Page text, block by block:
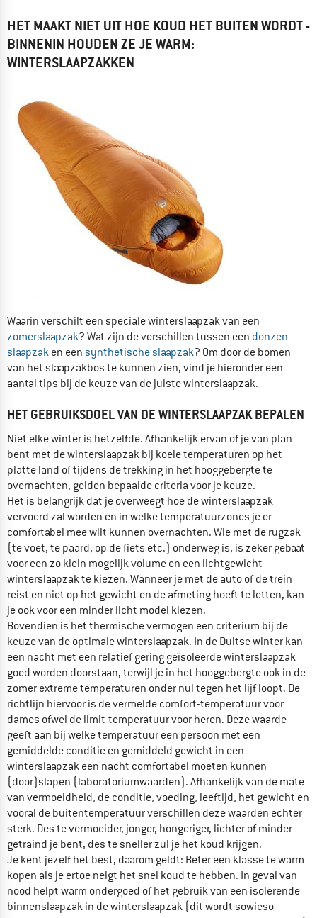
HET MAAKT NIET UIT HOE KOUD HET BUITEN WORDT -
BINNENIN HOUDEN ZE JE WARM:
WINTERSLAAPZAKKEN
Waarin verschilt een speciale winterslaapzak van een
zomerslaapzak? Wat zijn de verschillen tussen een donzen
slaapzak en een synthetische slaapzak? Om door de bomen
van het slaapzakbos te kunnen zien, vind je hieronder een
aantal tips bij de keuze van de juiste winterslaapzak.
HET GEBRUIKSDOEL VAN DE WINTERSLAAPZAK BEPALEN
Niet elke winter is hetzelfde. Afhankelijk ervan of je van plan
bent met de winterslaapzak bij koele temperaturen op het
platte land of tijdens de trekking in het hooggebergte te
overnachten, gelden bepaalde criteria voor je keuze.
Het is belangrijk dat je overweegt hoe de winterslaapzak
vervoerd zal worden en in welke temperatuurzones je er
comfortabel mee wilt kunnen overnachten. Wie met de rugzak
(te voet, te paard, op de fiets etc.) onderweg is, is zeker gebaat
voor een zo klein mogelijk volume en een lichtgewicht
winterslaapzak te kiezen. Wanneer je met de auto of de trein
reist en niet op het gewicht en de afmeting hoeft te letten, kan
je ook voor een minder licht model kiezen.
Bovendien is het thermische vermogen een criterium bij de
keuze van de optimale winterslaapzak. In de Duitse winter kan
een nacht met een relatief gering geïsoleerde winterslaapzak
goed worden doorstaan, terwijl je in het hooggebergte ook in de
zomer extreme temperaturen onder nul tegen het lijf loopt. De
richtlijn hiervoor is de vermelde comfort-temperatuur voor
dames ofwel de limit-temperatuur voor heren. Deze waarde
geeft aan bij welke temperatuur een persoon met een
gemiddelde conditie en gemiddeld gewicht in een
winterslaapzak een nacht comfortabel moeten kunnen
(door)slapen (laboratoriumwaarden). Afhankelijk van de mate
van vermoeidheid, de conditie, voeding, leeftijd, het gewicht en
vooral de buitentemperatuur verschillen deze waarden echter
sterk. Des te vermoeider, jonger, hongeriger, lichter of minder
getraind je bent, des te sneller zul je het koud krijgen.
Je kent jezelf het best, daarom geldt: Beter een klasse te warm
kopen als je ertoe neigt het snel koud te hebben. In geval van
nood helpt warm ondergoed of het gebruik van een isolerende
binnenslaapzak in de winterslaapzak (dit wordt sowieso